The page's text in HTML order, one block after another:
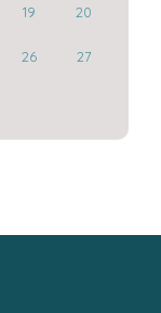
19 20
26 27